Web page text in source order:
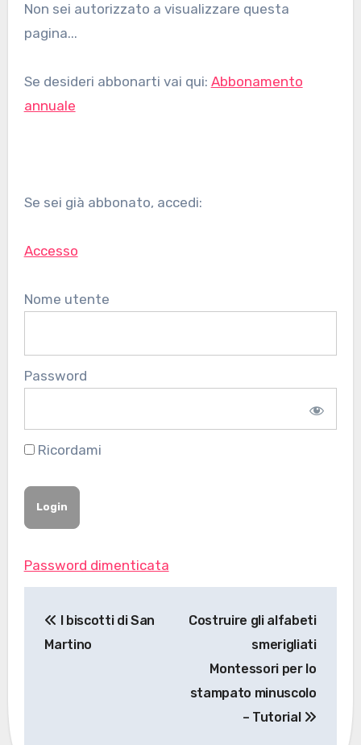
Non sei autorizzato a visualizzare questa
pagina...
Se desideri abbonarti vai qui: Abbonamento
annuale
Se sei già abbonato, accedi:
Accesso
Nome utente
Password
Ricordami
Password dimenticata
articoli
I biscotti di San
Martino
Costruire gli alfabeti
smerigliati
Montessori per lo
stampato minuscolo
– Tutorial